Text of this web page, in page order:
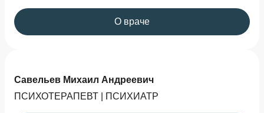
О враче
Савельев Михаил Андреевич
ПСИХОТЕРАПЕВТ | ПСИХИАТР